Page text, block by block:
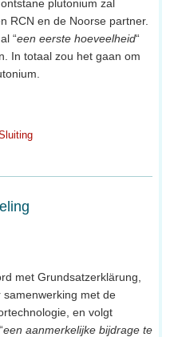
plutonium zal
RCN en de Noorse partner.
“een eerste hoeveelheid“
In totaal zou het gaan om
met Grundsatzerklärung,
met de
en volgt
een aanmerkelijke bijdrage te